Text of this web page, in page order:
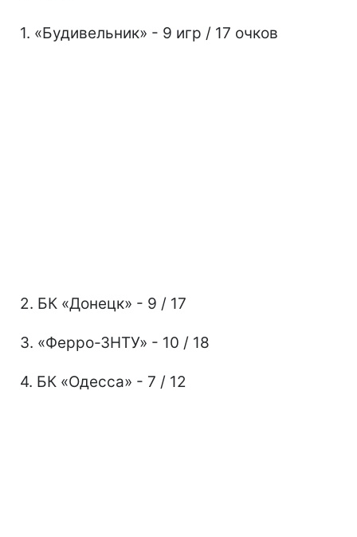
1. «Будивельник» - 9 игр / 17 очков
2. БК «Донецк» - 9 / 17
3. «Ферро-ЗНТУ» - 10 / 18
4. БК «Одесса» - 7 / 12